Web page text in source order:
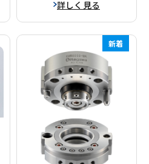
詳しく見る
新着